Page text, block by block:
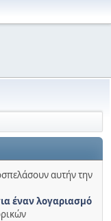
αυτήν την
έναν λογαριασμό